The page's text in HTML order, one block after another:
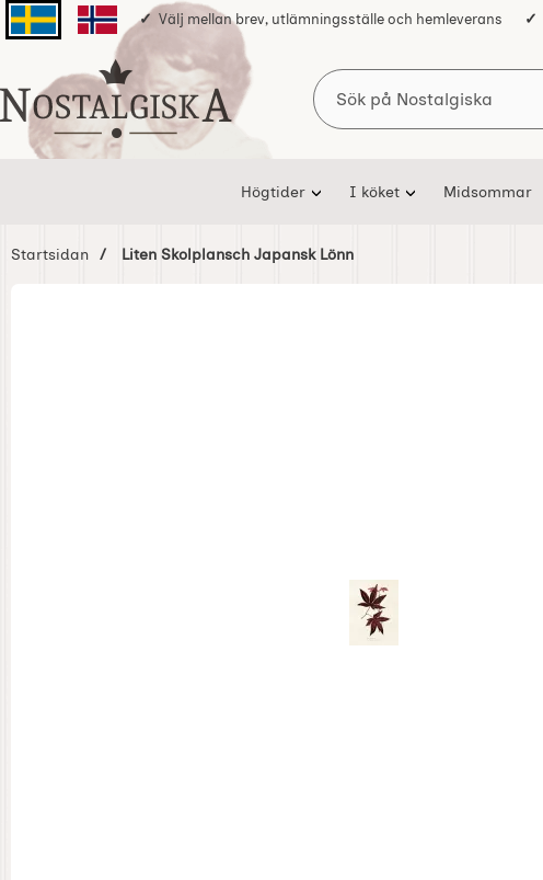
Svenska sidanNorska sidan
Välj mellan brev, utlämningsställe och hemleverans
Startsidan för Nostalgiska
Sök
Högtider I köket Midsommar
Startsidan Liten Skolplansch Japansk Lönn